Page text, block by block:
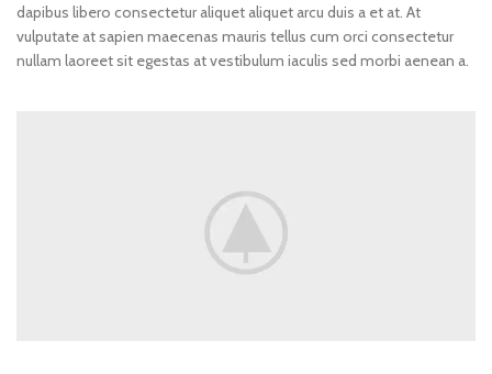
dapibus libero consectetur aliquet aliquet arcu duis a et at. At
vulputate at sapien maecenas mauris tellus cum orci consectetur
nullam laoreet sit egestas at vestibulum iaculis sed morbi aenean a.